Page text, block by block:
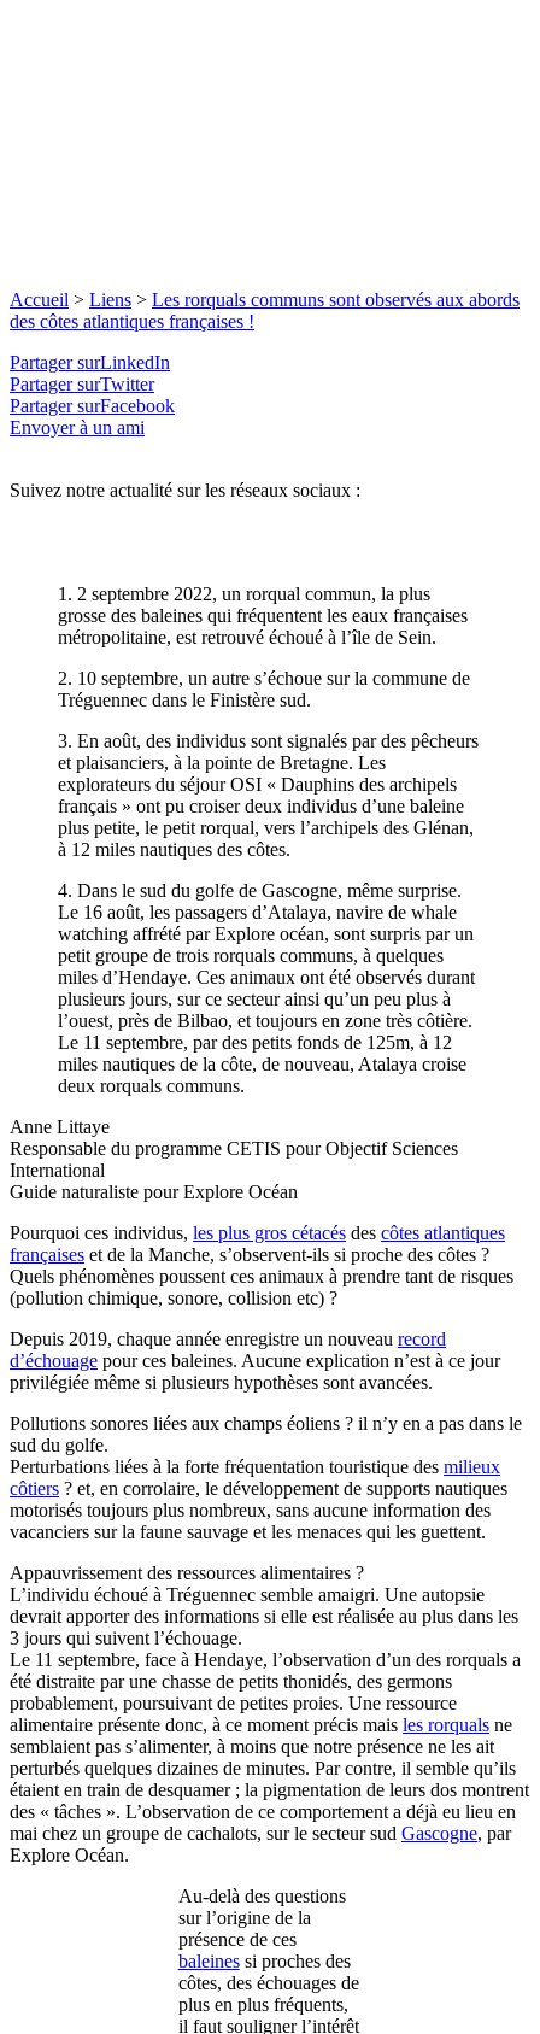
Accueil > Liens > Les rorquals communs sont observés aux abords
des côtes atlantiques françaises !
Partager surLinkedIn
Partager surTwitter
Partager surFacebook
Envoyer à un ami
Suivez notre actualité sur les réseaux sociaux :
1. 2 septembre 2022, un rorqual commun, la plus
grosse des baleines qui fréquentent les eaux françaises
métropolitaine, est retrouvé échoué à l’île de Sein.
2. 10 septembre, un autre s’échoue sur la commune de
Tréguennec dans le Finistère sud.
3. En août, des individus sont signalés par des pêcheurs
et plaisanciers, à la pointe de Bretagne. Les
explorateurs du séjour OSI « Dauphins des archipels
français » ont pu croiser deux individus d’une baleine
plus petite, le petit rorqual, vers l’archipels des Glénan,
à 12 miles nautiques des côtes.
4. Dans le sud du golfe de Gascogne, même surprise.
Le 16 août, les passagers d’Atalaya, navire de whale
watching affrété par Explore océan, sont surpris par un
petit groupe de trois rorquals communs, à quelques
miles d’Hendaye. Ces animaux ont été observés durant
plusieurs jours, sur ce secteur ainsi qu’un peu plus à
l’ouest, près de Bilbao, et toujours en zone très côtière.
Le 11 septembre, par des petits fonds de 125m, à 12
miles nautiques de la côte, de nouveau, Atalaya croise
deux rorquals communs.
Anne Littaye
Responsable du programme CETIS pour Objectif Sciences
International
Guide naturaliste pour Explore Océan
Pourquoi ces individus, les plus gros cétacés des côtes atlantiques
françaises et de la Manche, s’observent-ils si proche des côtes ?
Quels phénomènes poussent ces animaux à prendre tant de risques
(pollution chimique, sonore, collision etc) ?
Depuis 2019, chaque année enregistre un nouveau record
d’échouage pour ces baleines. Aucune explication n’est à ce jour
privilégiée même si plusieurs hypothèses sont avancées.
Pollutions sonores liées aux champs éoliens ? il n’y en a pas dans le
sud du golfe.
Perturbations liées à la forte fréquentation touristique des milieux
côtiers ? et, en corrolaire, le développement de supports nautiques
motorisés toujours plus nombreux, sans aucune information des
vacanciers sur la faune sauvage et les menaces qui les guettent.
Appauvrissement des ressources alimentaires ?
L’individu échoué à Tréguennec semble amaigri. Une autopsie
devrait apporter des informations si elle est réalisée au plus dans les
3 jours qui suivent l’échouage.
Le 11 septembre, face à Hendaye, l’observation d’un des rorquals a
été distraite par une chasse de petits thonidés, des germons
probablement, poursuivant de petites proies. Une ressource
alimentaire présente donc, à ce moment précis mais les rorquals ne
semblaient pas s’alimenter, à moins que notre présence ne les ait
perturbés quelques dizaines de minutes. Par contre, il semble qu’ils
étaient en train de desquamer ; la pigmentation de leurs dos montrent
des « tâches ». L’observation de ce comportement a déjà eu lieu en
mai chez un groupe de cachalots, sur le secteur sud Gascogne, par
Explore Océan.
Au-delà des questions
sur l’origine de la
présence de ces
baleinessi proches des
côtes, des échouages de
plus en plus fréquents,
il faut souligner l’intérêt